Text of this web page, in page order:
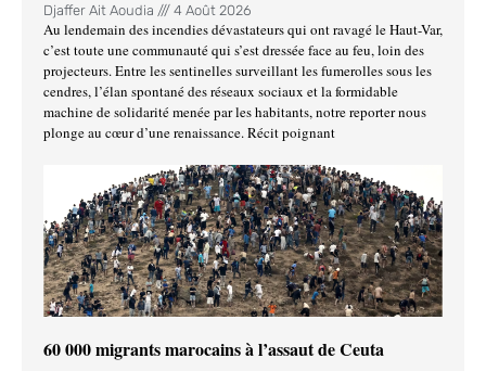
Djaffer Ait Aoudia 4 Août 2026
Au lendemain des incendies dévastateurs qui ont ravagé le Haut-Var,
c’est toute une communauté qui s’est dressée face au feu, loin des
projecteurs. Entre les sentinelles surveillant les fumerolles sous les
cendres, l’élan spontané des réseaux sociaux et la formidable
machine de solidarité menée par les habitants, notre reporter nous
plonge au cœur d’une renaissance. Récit poignant
60 000 migrants marocains à l’assaut de Ceuta